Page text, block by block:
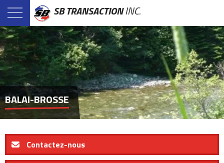
SB TRANSACTIONINC.
BALAI-BROSSE
Contactez-nous